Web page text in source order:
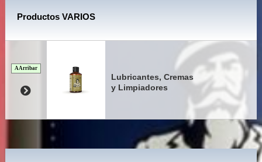
Productos VARIOS
A Arribar
Lubricantes, Cremas
y Limpiadores